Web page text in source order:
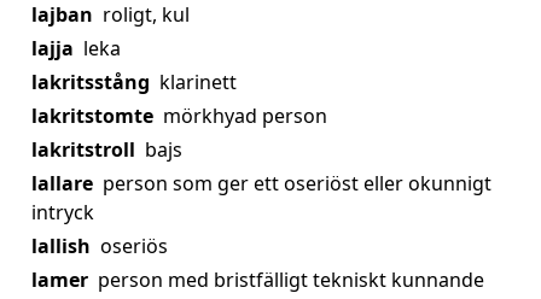
lajban roligt, kul
lajja leka
lakritsstång klarinett
lakritstomte mörkhyad person
lakritstroll bajs
lallare person som ger ett oseriöst eller okunnigt
intryck
lallish oseriös
lamer person med bristfälligt tekniskt kunnande